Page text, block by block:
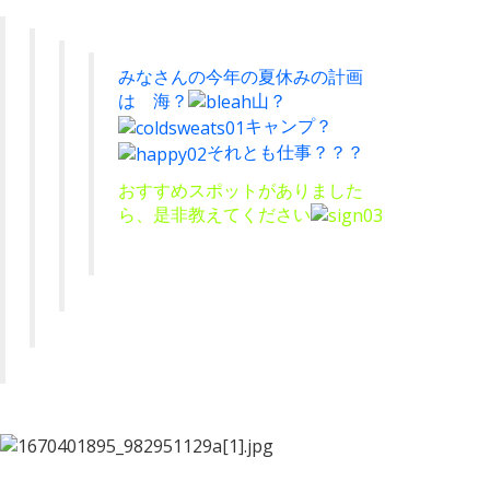
みなさんの今年の夏休みの計画
は 海？
山？
キャンプ？
それとも仕事？？？
おすすめスポットがありました
ら、是非教えてください